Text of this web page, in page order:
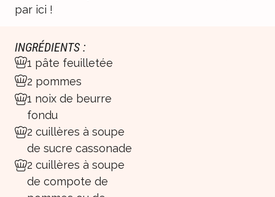
par ici !
INGRÉDIENTS :
1 pâte feuilletée
2 pommes
1 noix de beurre
fondu
2 cuillères à soupe
de sucre cassonade
2 cuillères à soupe
de compote de